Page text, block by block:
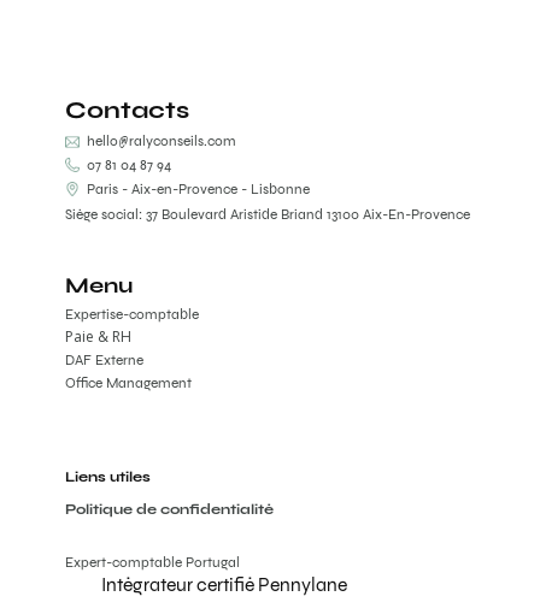
Contacts
hello@ralyconseils.com
07 81 04 87 94
Paris - Aix-en-Provence - Lisbonne
Siège social: 37 Boulevard Aristide Briand 13100 Aix-En-Provence
Menu
Expertise-comptable
DAF Externe
Office Management
Paie & RH
Liens utiles
Politique de confidentialité
Expert-comptable Portugal
Intégrateur certifié Pennylane